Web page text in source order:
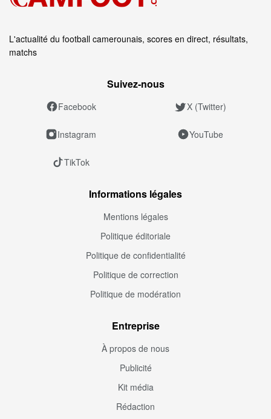
L'actualité du football camerounais, scores en direct, résultats,
matchs
Suivez‑nous
Facebook X (Twitter)
Instagram YouTube
TikTok
Informations légales
Mentions légales
Politique éditoriale
Politique de confidentialité
Politique de correction
Politique de modération
Entreprise
À propos de nous
Publicité
Kit média
Rédaction